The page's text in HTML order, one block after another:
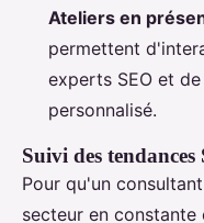
Ateliers en
permettent
experts SEO et
personnalisé.
Suivi des
Pour qu'un
secteur en